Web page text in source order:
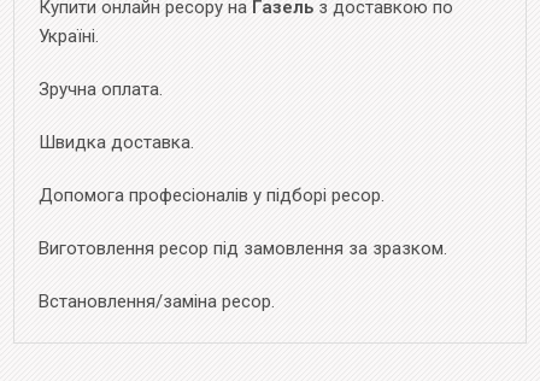
Купити онлайн ресору на Газель з доставкою по
Україні.
Зручна оплата.
Швидка доставка.
Допомога професіоналів у підборі ресор.
Виготовлення ресор під замовлення за зразком.
Встановлення/заміна ресор.